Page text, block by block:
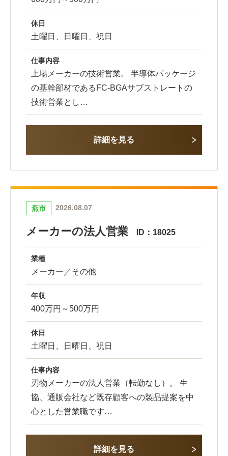
休日
土曜日、日曜日、祝日
仕事内容
上場メーカーの技術営業。 半導体パッケージ
の基幹部材であるFC-BGAサブストレートの
技術営業とし…
詳細を見る
燕市 2026.08.07
メーカーの法人営業 ID：18025
業種
メーカー／その他
年収
400万円～500万円
休日
土曜日、日曜日、祝日
仕事内容
刃物メーカーの法人営業（転勤なし）。 生
協、通販会社など既存顧客への製品提案を中
心とした営業職です…
詳細を見る